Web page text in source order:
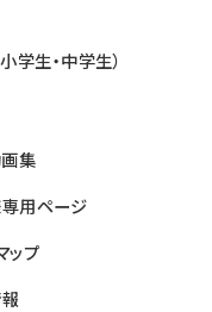
学生・中学生）
画集
用ページ
ップ